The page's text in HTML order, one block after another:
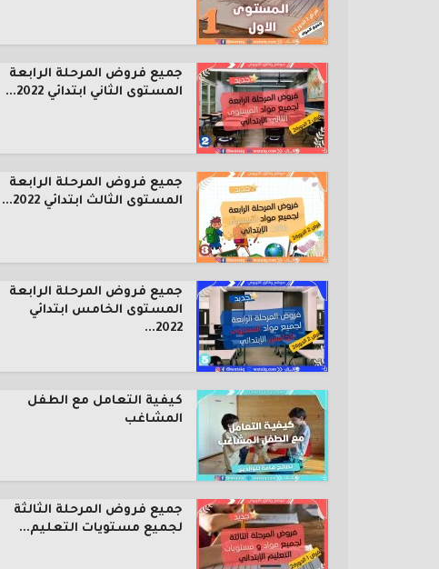
جميع فروض المرحلة الرابعة
المستوى الثاني ابتدائي 2022...
جميع فروض المرحلة الرابعة
المستوى الثالث ابتدائي 2022...
جميع فروض المرحلة الرابعة
المستوى الخامس ابتدائي
2022...
كيفية التعامل مع الطفل
المشاغب
جميع فروض المرحلة الثالثة
لجميع مستويات التعليم...